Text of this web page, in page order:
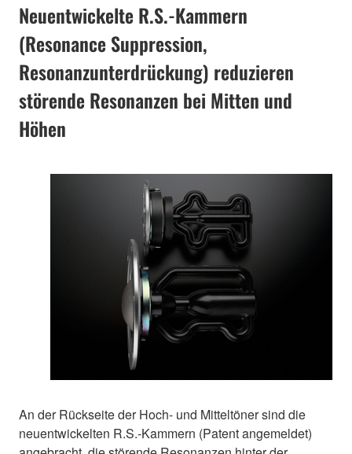
Neuentwickelte R.S.-Kammern
(Resonance Suppression,
Resonanzunterdrückung) reduzieren
störende Resonanzen bei Mitten und
Höhen
An der Rückseite der Hoch- und Mitteltöner sind die
neuentwickelten R.S.-Kammern (Patent angemeldet)